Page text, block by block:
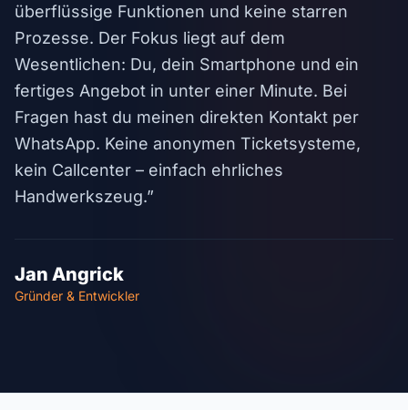
überflüssige Funktionen und keine starren
Prozesse. Der Fokus liegt auf dem
Wesentlichen: Du, dein Smartphone und ein
fertiges Angebot in unter einer Minute. Bei
Fragen hast du meinen direkten Kontakt per
WhatsApp. Keine anonymen Ticketsysteme,
kein Callcenter – einfach ehrliches
Handwerkszeug.”
Jan Angrick
Gründer & Entwickler